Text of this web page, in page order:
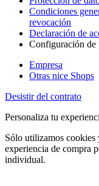
Condiciones
revocación
Declaración de
Configuración de
Empresa
Otras nice Shops
Desistir del contrato
Personaliza tu
Sólo utilizamos cookies
experiencia de compra
individual.